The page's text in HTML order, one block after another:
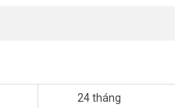
độ ngày đêm(ICR), tự động
lấy nét (PFA)
(DH-SD), 5 khuôn mẫu
trước khi có thao tác điều khiển
24 tháng